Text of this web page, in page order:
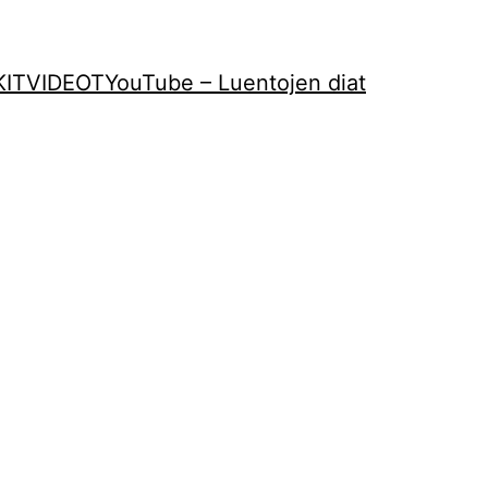
VIDEOTYouTube – Luentojen diat